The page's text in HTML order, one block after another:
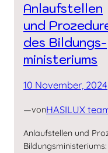
Anlaufstellen
und
des Bildungs­
ministeriums
10 November, 2024
—vonHASILUX
Anlaufstellen und